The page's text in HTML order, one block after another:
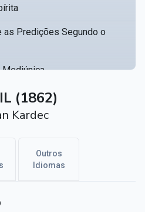
as Predições Segundo o
para se fundar uma
dos Médiuns
históricos do espiritismo
(1862)
Kardec
Outros
Idiomas